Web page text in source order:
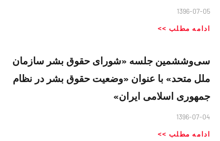
1396-07-05
ادامه مطلب >>
سی‌وششمین جلسه «شورای حقوق بشر سازمان
ملل متحد» با عنوان «وضعیت حقوق بشر در نظام
جمهوری اسلامی ایران»
1396-07-04
ادامه مطلب >>